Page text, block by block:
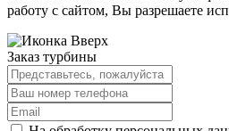
работу с сайтом, Вы разрешаете
Заказ турбины